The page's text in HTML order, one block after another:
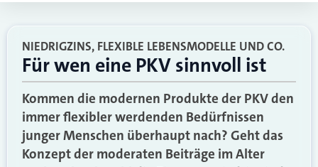
NIEDRIGZINS, FLEXIBLE LEBENSMODELLE UND CO.
Für wen eine PKV sinnvoll ist
Kommen die modernen Produkte der PKV den
immer flexibler werdenden Bedürfnissen
junger Menschen überhaupt nach? Geht das
Konzept der moderaten Beiträge im Alter